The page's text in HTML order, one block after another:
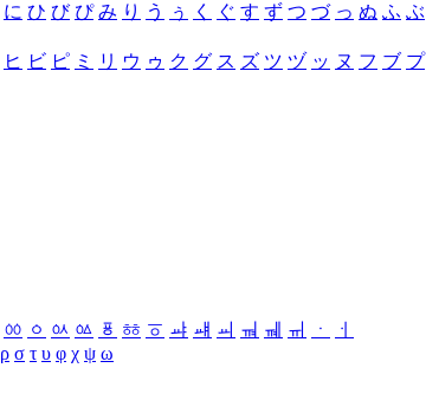
に ひ び ぴ み り う ぅ く ぐ す ず つ づ っ ぬ ふ ぶ
ヒ ビ ピ ミ リ ウ ゥ ク グ ス ズ ツ ヅ ッ ヌ フ ブ プ
ㆀ ㆁ ㆂ ㆃ ㆄ ㆅ ㆆ ㆇ ㆈ ㆉ ㆊ ㆋ ㆌ ㆍ
ㆎ
ρ σ τ υ φ χ ψ ω